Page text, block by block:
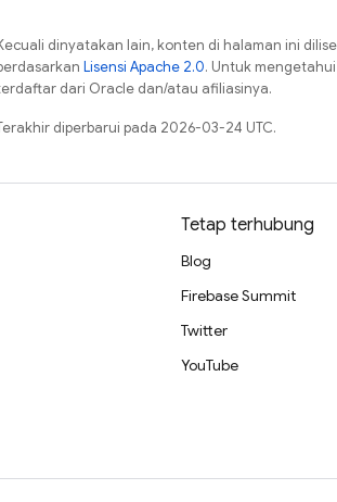
dinyatakan lain, konten di halaman ini
Lisensi Apache 2.0. Untuk
dari Oracle dan/atau afiliasinya.
diperbarui pada 2026-03-24 UTC.
Tetap terhubung
Blog
Firebase Summit
Twitter
YouTube